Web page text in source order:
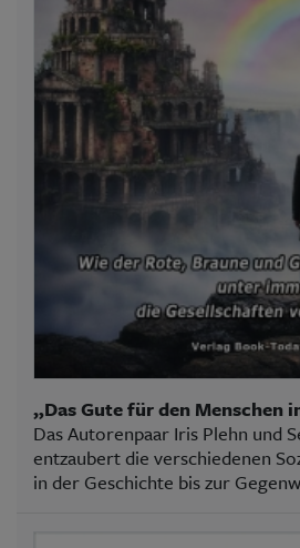
„Das Gute für den Menschen
Das Autorenpaar Iris Plehn und
entzaubert die verschiedenen
in der Geschichte bis zur